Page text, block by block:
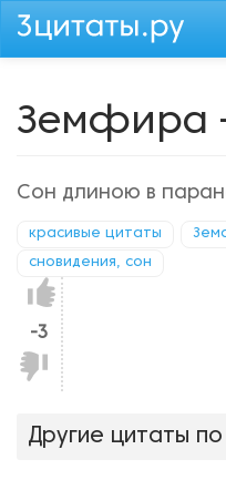
Перейти
Земфира
Сон длиною в
красивые цитаты
сновидения, сон
Нравится!
-3
Не
нравится!
Другие цитаты